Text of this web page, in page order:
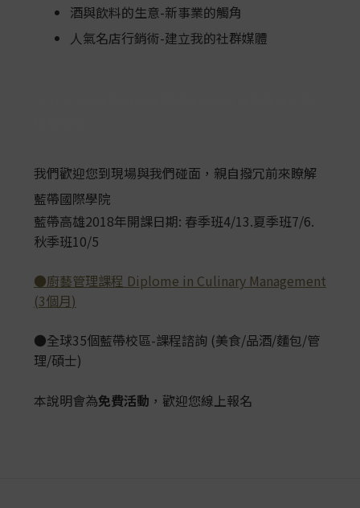
酒與飲料的生意-新事業的觸角
人氣名店行銷術-建立我的社群媒體
我們歡迎您到現場與我們碰面，親自撥冗前來瞭解
藍帶國際學院
藍帶高雄2018年開課日期: 春季班4/13.夏季班7/6.
秋季班10/5
●廚藝管理課程 Diplome in Culinary Management
(3個月)
●全球35個藍帶校區-課程諮詢(美食/品酒/麵包/管
理/碩士)
本說明會為免費活動 ，歡迎您線上報名